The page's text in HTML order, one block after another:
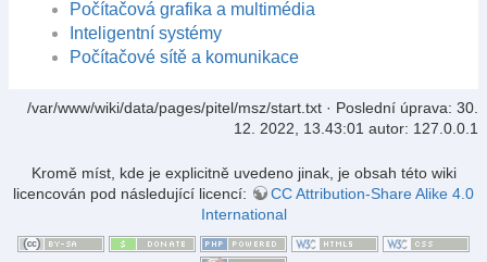
Počítačová grafika a multimédia
Inteligentní systémy
Počítačové sítě a komunikace
/var/www/wiki/data/pages/pitel/msz/start.txt · Poslední úprava: 30.
12. 2022, 13.43:01 autor: 127.0.0.1
Kromě míst, kde je explicitně uvedeno jinak, je obsah této wiki
licencován pod následující licencí:
CC Attribution-Share Alike 4.0
International